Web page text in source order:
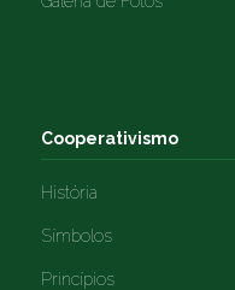
Cooperativismo
História
Símbolos
Princípios